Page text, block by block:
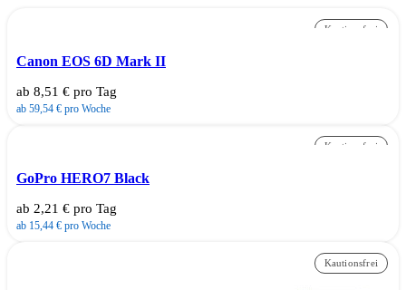
Kautionsfrei
Canon EOS 6D Mark II
ab 8,51 € pro Tag
ab 59,54 € pro Woche
Kautionsfrei
GoPro HERO7 Black
ab 2,21 € pro Tag
ab 15,44 € pro Woche
Kautionsfrei